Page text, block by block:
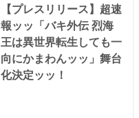
【プレスリリース】超速
報ッッ「バキ外伝 烈海
王は異世界転生しても一
向にかまわんッッ」舞台
化決定ッッ！